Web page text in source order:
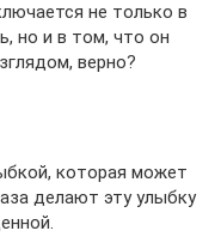
не только в
но и в том, что он
верно?
которая может
делают эту улыбку